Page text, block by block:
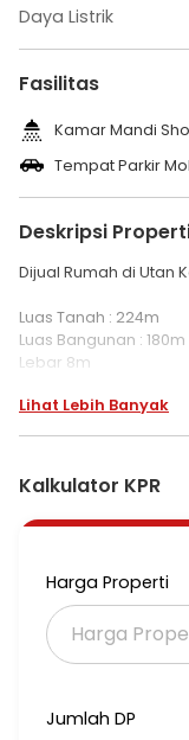
Daya Listrik
Fasilitas
Kamar Mandi
Tempat Parkir
Deskripsi
Dijual Rumah di Utan
Luas Tanah : 224m
Luas Bangunan : 180m
Lebar 8m
Air jetpam
Kamar tidur : 2
Kamar mandi : 2
Sertifikat : SHM
Lihat Lebih Banyak
Kalkulator KPR
Harga Properti
Jumlah DP